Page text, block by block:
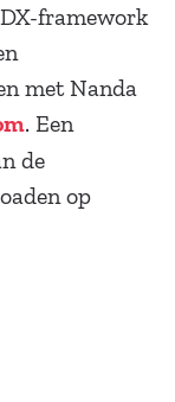
framework
met Nanda
. Een
de
op